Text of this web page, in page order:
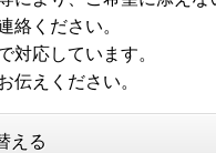
絡ください。
対応しています。
伝えください。
える